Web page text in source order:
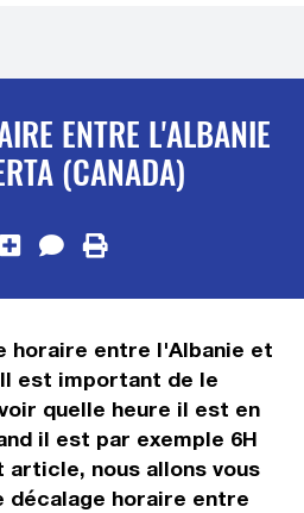
ENTRE L'ALBANIE
(CANADA)
horaire entre l'Albanie et
est important de le
quelle heure il est en
il est par exemple 6H
article, nous allons vous
décalage horaire entre